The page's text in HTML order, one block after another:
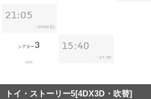
21:05
~ 23:00 [L]
シアター 3
102分
15:40
~17:35
トイ・ストーリー5[4DX3D・吹替]